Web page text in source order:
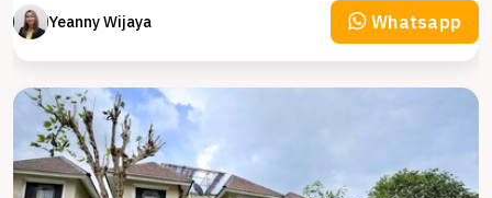
Yeanny Wijaya Whatsapp